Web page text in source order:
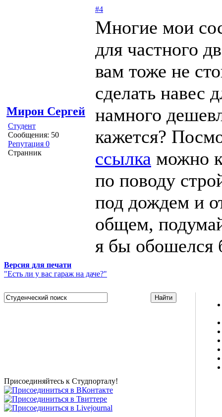
Мирон Сергей
Студент
Сообщения: 50
Репутация 0
Странник
#4
Многие мои
для частного
вам тоже не
сделать навес
намного
кажется?
ссылка можно
по поводу
под дождем и
общем,
я бы обошелся
Версия для печати
"Есть ли у вас гараж на даче?"
Присоединяйтесь к Студпорталу!